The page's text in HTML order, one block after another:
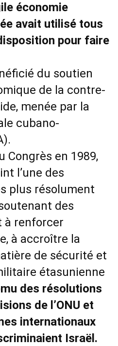
économie
avait utilisé tous
pour faire
du soutien
de la contre-
menée par la
cubano-
Congrès en 1989,
l’une des
plus résolument
des
à renforcer
à accroître la
de sécurité et
étasunienne
des résolutions
de l’ONU et
internationaux
Israël.